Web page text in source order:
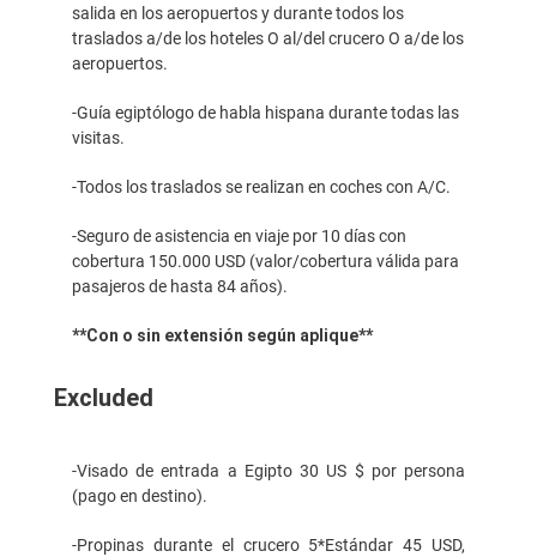
salida en los aeropuertos y durante todos los
traslados a/de los hoteles O al/del crucero O a/de los
aeropuertos.
-Guía egiptólogo de habla hispana durante todas las
visitas.
-Todos los traslados se realizan en coches con A/C.
-Seguro de asistencia en viaje por 10 días con
cobertura 150.000 USD (valor/cobertura válida para
pasajeros de hasta 84 años).
**Con o sin extensión según aplique**
Excluded
-Visado de entrada a Egipto 30 US $ por persona
(pago en destino).
-Propinas durante el crucero 5*Estándar 45 USD,